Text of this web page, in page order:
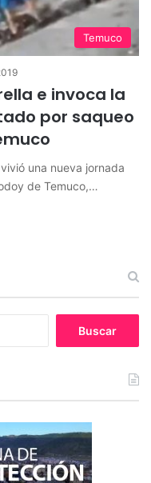
Temuco
e invoca la
por saqueo
una nueva jornada
de Temuco,…
: